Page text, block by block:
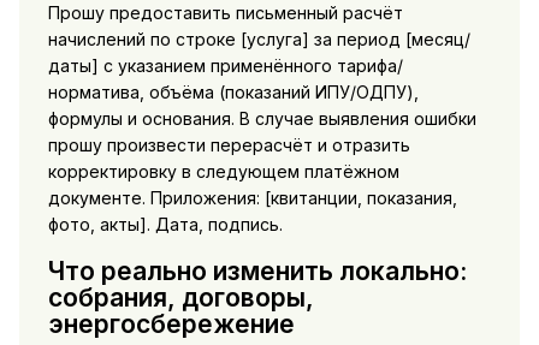
Прошу предоставить письменный расчёт
начислений по строке [услуга] за период [месяц/
даты] с указанием применённого тарифа/
норматива, объёма (показаний ИПУ/ОДПУ),
формулы и основания. В случае выявления ошибки
прошу произвести перерасчёт и отразить
корректировку в следующем платёжном
документе. Приложения: [квитанции, показания,
фото, акты]. Дата, подпись.
Что реально изменить локально:
собрания, договоры,
энергосбережение